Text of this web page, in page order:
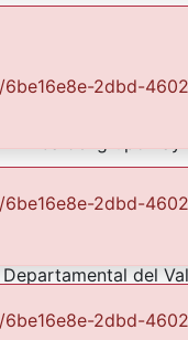
del
de aunar esfuerzos
2dbd-
2dbd-
2dbd-